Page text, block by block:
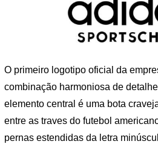
O primeiro logotipo oficial da
combinação harmoniosa de
elemento central é uma bota
entre as traves do futebol
pernas estendidas da letra